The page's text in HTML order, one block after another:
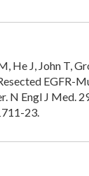
He J, John T,
EGFR-
N Engl J Med.
23.